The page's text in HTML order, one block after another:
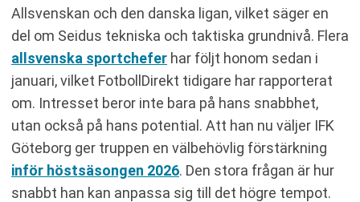
Allsvenskan och den danska ligan, vilket säger en
del om Seidus tekniska och taktiska grundnivå. Flera
allsvenska sportchefer har följt honom sedan i
januari, vilket FotbollDirekt tidigare har rapporterat
om. Intresset beror inte bara på hans snabbhet,
utan också på hans potential. Att han nu väljer IFK
Göteborg ger truppen en välbehövlig förstärkning
inför höstsäsongen 2026. Den stora frågan är hur
snabbt han kan anpassa sig till det högre tempot.